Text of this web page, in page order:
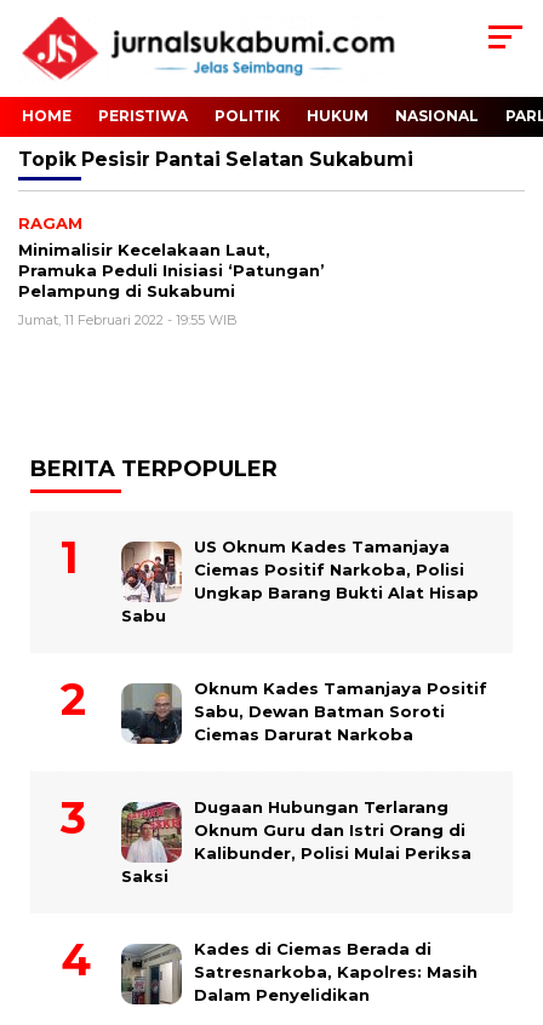
HOME PERISTIWA POLITIK HUKUM NASIONAL
Topik Pesisir Pantai Selatan Sukabumi
RAGAM
Minimalisir Kecelakaan Laut,
Pramuka Peduli Inisiasi ‘Patungan’
Pelampung di Sukabumi
Jumat, 11 Februari 2022 - 19:55 WIB
BERITA TERPOPULER
US Oknum Kades Tamanjaya
Ciemas Positif Narkoba, Polisi
Ungkap Barang Bukti Alat Hisap
Sabu
Oknum Kades Tamanjaya Positif
Sabu, Dewan Batman Soroti
Ciemas Darurat Narkoba
Dugaan Hubungan Terlarang
Oknum Guru dan Istri Orang di
Kalibunder, Polisi Mulai Periksa
Saksi
Kades di Ciemas Berada di
Satresnarkoba, Kapolres: Masih
Dalam Penyelidikan